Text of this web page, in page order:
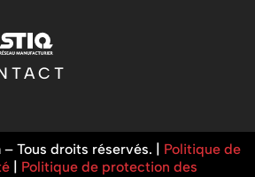
Tous droits réservés. | Politique de
| Politique de protection des